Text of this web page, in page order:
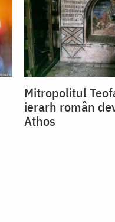
Mitropolitul
ierarh român
Athos